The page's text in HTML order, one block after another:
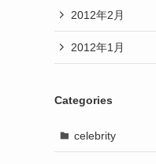
2012年2月
2012年1月
Categories
celebrity